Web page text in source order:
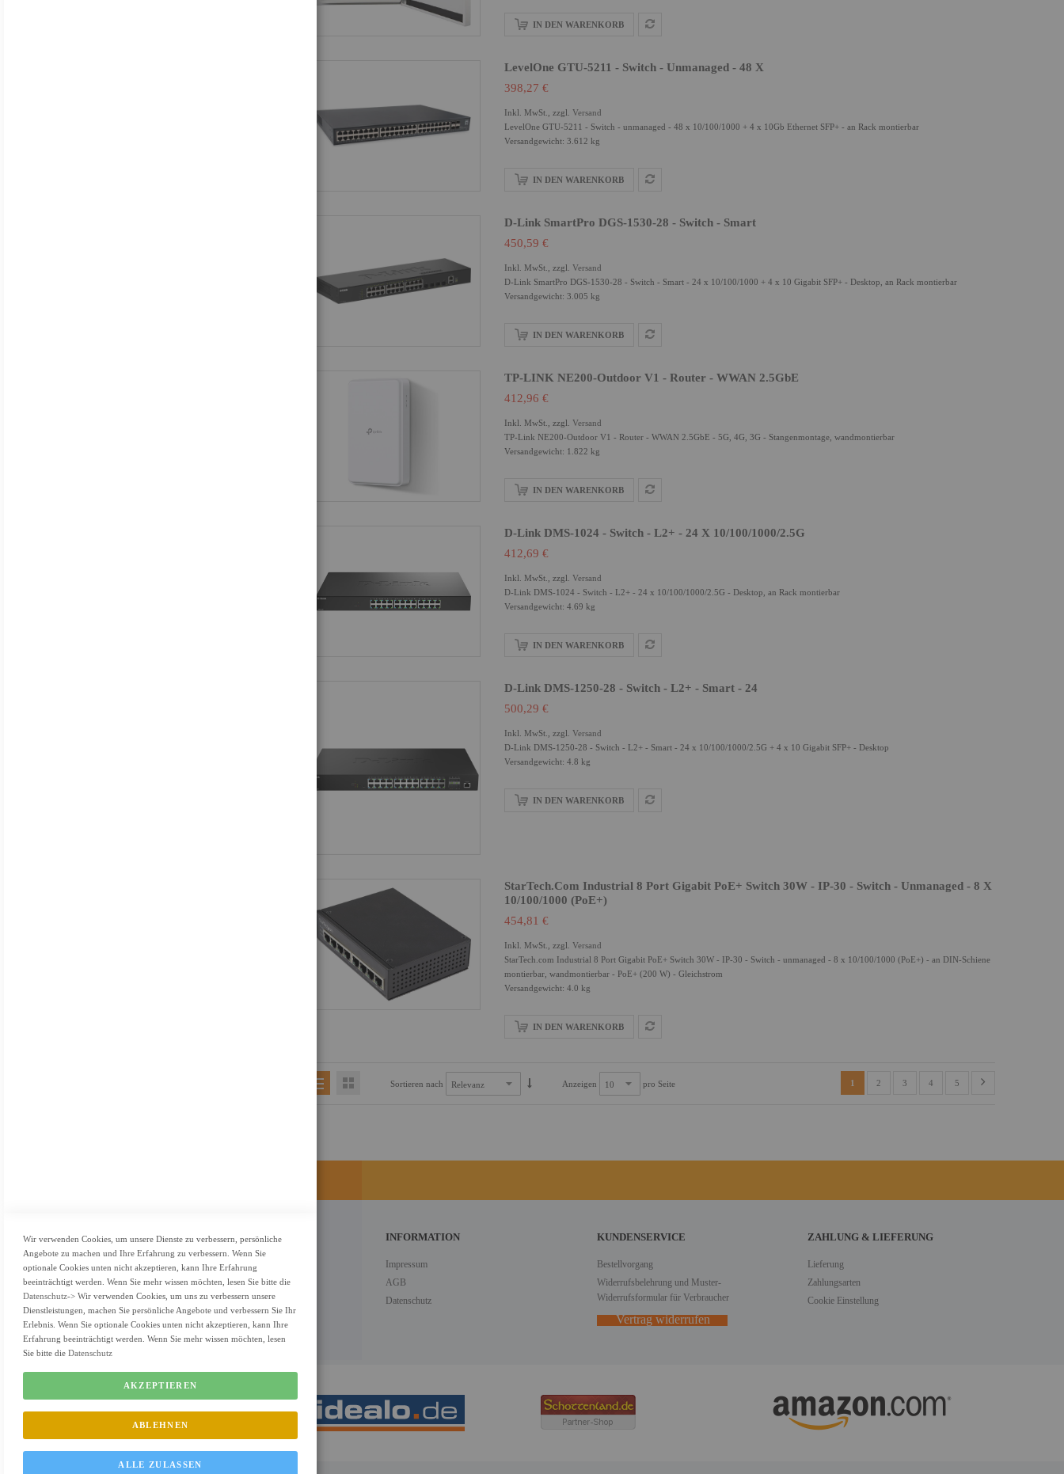
IN DEN WARENKORB
LevelOne GTU-5211 - Switch - Unmanaged - 48 X
398,27 €
Inkl. MwSt., zzgl. Versand
LevelOne GTU-5211 - Switch - unmanaged - 48 x 10/100/1000 + 4 x 10Gb Ethernet SFP+ - an Rack montierbar
Versandgewicht: 3.612 kg
IN DEN WARENKORB
D-Link SmartPro DGS-1530-28 - Switch - Smart
450,59 €
Inkl. MwSt., zzgl. Versand
D-Link SmartPro DGS-1530-28 - Switch - Smart - 24 x 10/100/1000 + 4 x 10 Gigabit SFP+ - Desktop, an Rack montierbar
Versandgewicht: 3.005 kg
IN DEN WARENKORB
TP-LINK NE200-Outdoor V1 - Router - WWAN 2.5GbE
412,96 €
Inkl. MwSt., zzgl. Versand
TP-Link NE200-Outdoor V1 - Router - WWAN 2.5GbE - 5G, 4G, 3G - Stangenmontage, wandmontierbar
Versandgewicht: 1.822 kg
IN DEN WARENKORB
D-Link DMS-1024 - Switch - L2+ - 24 X 10/100/1000/2.5G
412,69 €
Inkl. MwSt., zzgl. Versand
D-Link DMS-1024 - Switch - L2+ - 24 x 10/100/1000/2.5G - Desktop, an Rack montierbar
Versandgewicht: 4.69 kg
IN DEN WARENKORB
D-Link DMS-1250-28 - Switch - L2+ - Smart - 24
500,29 €
Inkl. MwSt., zzgl. Versand
D-Link DMS-1250-28 - Switch - L2+ - Smart - 24 x 10/100/1000/2.5G + 4 x 10 Gigabit SFP+ - Desktop
Versandgewicht: 4.8 kg
IN DEN WARENKORB
StarTech.com Industrial 8 Port Gigabit PoE+ Switch 30W - IP-30 - Switch - Unmanaged - 8 X
10/100/1000 (PoE+)
454,81 €
Inkl. MwSt., zzgl. Versand
StarTech.com Industrial 8 Port Gigabit PoE+ Switch 30W - IP-30 - Switch - unmanaged - 8 x 10/100/1000 (PoE+) - an DIN-Schiene
montierbar, wandmontierbar - PoE+ (200 W) - Gleichstrom
Versandgewicht: 4.0 kg
IN DEN WARENKORB
Sortieren nach Anzeigen pro Seite 1 2 3 4 5
KONTAKT
Adresse: Zimbelstrasse 26/13127 Berlin
Berlin, Deutschland
Email: info@f-m-shop.de
INFORMATION
Impressum
AGB
Datenschutz
KUNDENSERVICE
Bestellvorgang
Widerrufsbelehrung und Muster-
Widerrufsformular für Verbraucher
Vertrag widerrufen
ZAHLUNG & LIEFERUNG
Lieferung
Zahlungsarten
Cookie Einstellung
Wir verwenden Cookies, um unsere Dienste zu verbessern, persönliche
Angebote zu machen und Ihre Erfahrung zu verbessern. Wenn Sie
optionale Cookies unten nicht akzeptieren, kann Ihre Erfahrung
beeinträchtigt werden. Wenn Sie mehr wissen möchten, lesen Sie bitte die
Datenschutz-> Wir verwenden Cookies, um uns zu verbessern unsere
Dienstleistungen, machen Sie persönliche Angebote und verbessern Sie Ihr
Erlebnis. Wenn Sie optionale Cookies unten nicht akzeptieren, kann Ihre
Erfahrung beeinträchtigt werden. Wenn Sie mehr wissen möchten, lesen
Sie bitte die Datenschutz
AKZEPTIEREN
ABLEHNEN
ALLE ZULASSEN